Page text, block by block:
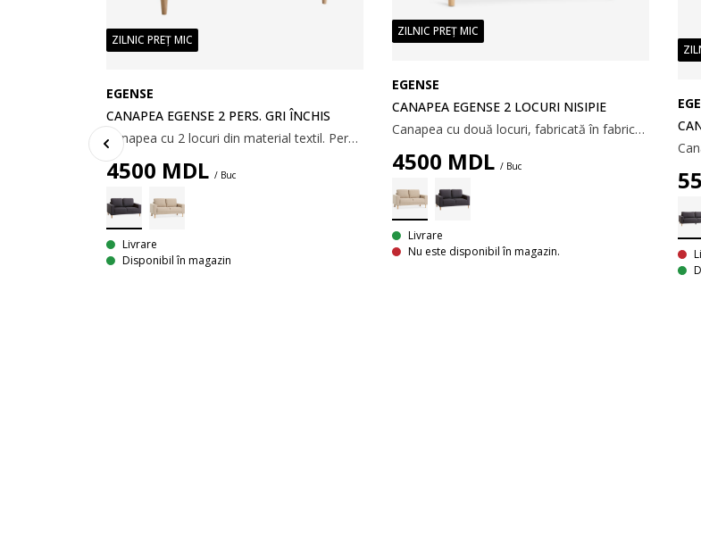
ZILNIC PREȚ MIC
EGENSE
CANAPEA EGENSE 2 PERS. GRI ÎNCHIS
Canapea cu 2 locuri din material textil. Perne din spumă. Picioare din lemn masiv. 142x80x80 cm
4500 MDL / Buc
Livrare
Disponibil în magazin
ZILNIC PREȚ MIC
EGENSE
CANAPEA EGENSE 2 LOCURI NISIPIE
Canapea cu două locuri, fabricată în fabrică, cu șezut și spătar din spumă poliuretanică. Picioare din lemn masiv. Dimensiuni: 142x80x80 cm.
4500 MDL / Buc
Livrare
Nu este disponibil în magazin.